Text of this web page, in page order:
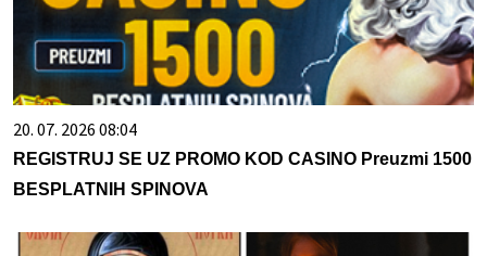
20. 07. 2026 08:04
REGISTRUJ SE UZ PROMO KOD CASINO Preuzmi 1500
BESPLATNIH SPINOVA